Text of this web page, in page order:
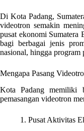
Di Kota Padang,
videotron semakin
pusat ekonomi Sumatera
bagi berbagai jenis
nasional, hingga program
Mengapa Pasang
Kota Padang memiliki
pemasangan videotron
1. Pusat Aktivitas